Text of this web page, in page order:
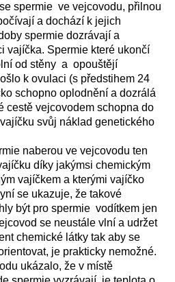
spermie ve vejcovodu, přilnou
a dochází k jejich
spermie dozrávají a
vajíčka. Spermie které ukončí
od stěny a opouštějí
k ovulaci (s předstihem 24
schopno oplodnění a dozrálá
cestě vejcovodem schopna do
svůj náklad genetického
naberou ve vejcovodu ten
díky jakýmsi chemickým
vajíčkem a kterými vajíčko
se ukazuje, že takové
být pro spermie vodítkem jen
se neustále vlní a udržet
chemické látky tak aby se
je prakticky nemožné.
ukázalo, že v místě